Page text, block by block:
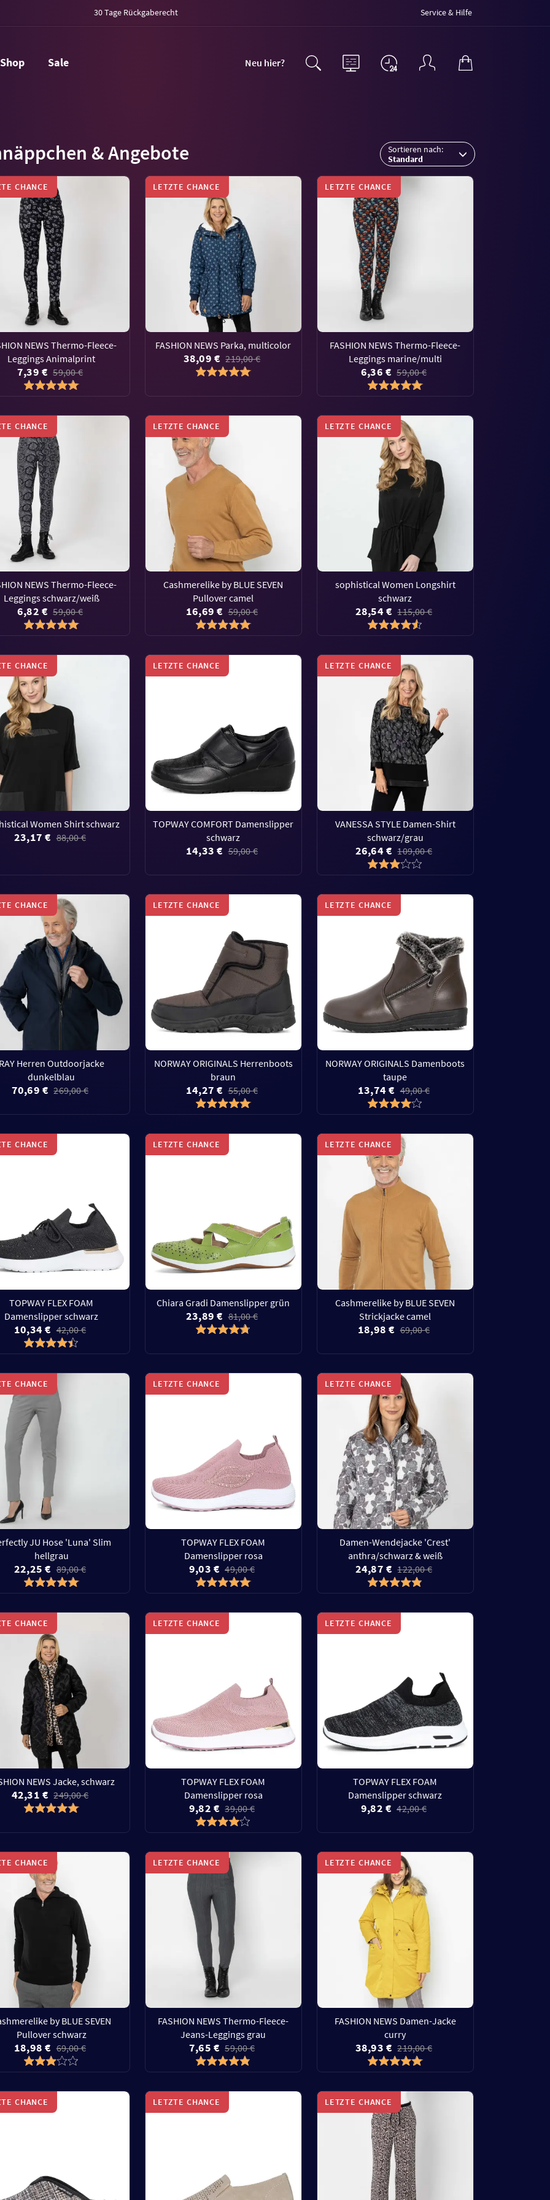
30 Tage Rückgaberecht Service & Hilfe
Shop Sale Neu hier?
& Angebote
Sortieren nach:
Standard
CHANCE
NEWS Thermo-Fleece-
Leggings Animalprint
7,39 € 59,00 €
LETZTE CHANCE
FASHION NEWS Parka, multicolor
38,09 € 219,00 €
LETZTE CHANCE
FASHION NEWS Thermo-Fleece-
Leggings marine/multi
6,36 € 59,00 €
CHANCE
NEWS Thermo-Fleece-
Leggings schwarz/weiß
6,82 € 59,00 €
LETZTE CHANCE
Cashmerelike by BLUE SEVEN
Pullover camel
16,69 € 59,00 €
LETZTE CHANCE
sophistical Women Longshirt
schwarz
28,54 € 115,00 €
CHANCE
Women Shirt schwarz
23,17 € 88,00 €
LETZTE CHANCE
TOPWAY COMFORT Damenslipper
schwarz
14,33 € 59,00 €
LETZTE CHANCE
VANESSA STYLE Damen-Shirt
schwarz/grau
26,64 € 109,00 €
CHANCE
Herren Outdoorjacke
dunkelblau
70,69 € 269,00 €
LETZTE CHANCE
NORWAY ORIGINALS Herrenboots
braun
14,27 € 55,00 €
LETZTE CHANCE
NORWAY ORIGINALS Damenboots
taupe
13,74 € 49,00 €
CHANCE
TOPWAY FLEX FOAM
Damenslipper schwarz
10,34 € 42,00 €
LETZTE CHANCE
Chiara Gradi Damenslipper grün
23,89 € 81,00 €
LETZTE CHANCE
Cashmerelike by BLUE SEVEN
Strickjacke camel
18,98 € 69,00 €
CHANCE
JU Hose 'Luna' Slim
hellgrau
22,25 € 89,00 €
LETZTE CHANCE
TOPWAY FLEX FOAM
Damenslipper rosa
9,03 € 49,00 €
LETZTE CHANCE
Damen-Wendejacke 'Crest'
anthra/schwarz & weiß
24,87 € 122,00 €
CHANCE
NEWS Jacke, schwarz
42,31 € 249,00 €
LETZTE CHANCE
TOPWAY FLEX FOAM
Damenslipper rosa
9,82 € 39,00 €
LETZTE CHANCE
TOPWAY FLEX FOAM
Damenslipper schwarz
9,82 € 42,00 €
CHANCE
by BLUE SEVEN
Pullover schwarz
18,98 € 69,00 €
LETZTE CHANCE
FASHION NEWS Thermo-Fleece-
Jeans-Leggings grau
7,65 € 59,00 €
LETZTE CHANCE
FASHION NEWS Damen-Jacke
curry
38,93 € 219,00 €
CHANCE LETZTE CHANCE LETZTE CHANCE